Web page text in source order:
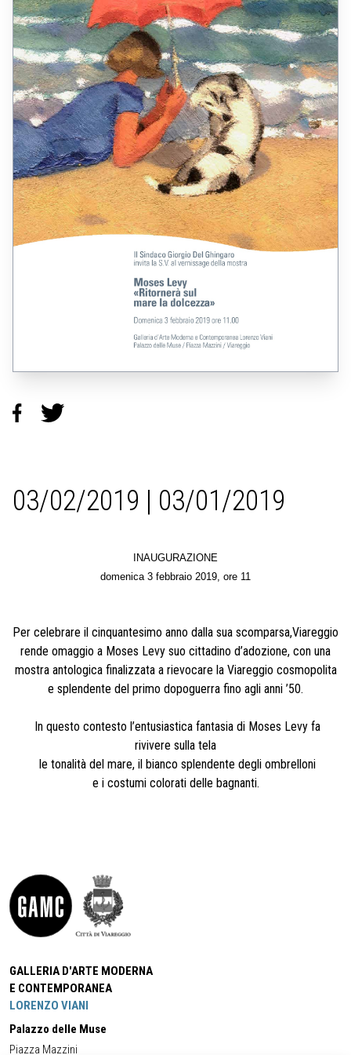
03/02/2019 | 03/01/2019
INAUGURAZIONE
domenica 3 febbraio 2019, ore 11
Per celebrare il cinquantesimo anno dalla sua scomparsa,Viareggio
rende omaggio a Moses Levy suo cittadino d’adozione, con una
mostra antologica finalizzata a rievocare la Viareggio cosmopolita
e splendente del primo dopoguerra fino agli anni ’50.
In questo contesto l’entusiastica fantasia di Moses Levy fa
rivivere sulla tela
le tonalità del mare, il bianco splendente degli ombrelloni
e i costumi colorati delle bagnanti.
GALLERIA D'ARTE MODERNA
E CONTEMPORANEA
LORENZO VIANI
Palazzo delle Muse
Piazza Mazzini